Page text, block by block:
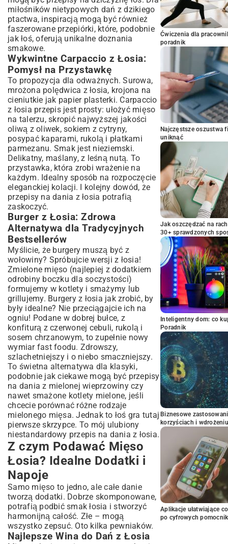
miłośników nietypowych dań z dzikiego
ptactwa, inspiracją mogą być również
faszerowane przepiórki, które, podobnie
jak łoś, oferują unikalne doznania
smakowe.
Wykwintne Carpaccio z Łosia:
Pomysł na Przystawkę
To propozycja dla odważnych. Surowa,
mrożona polędwica z łosia, krojona na
cieniutkie jak papier plasterki. Carpaccio
z łosia przepis jest prosty: ułożyć mięso
na talerzu, skropić najwyższej jakości
oliwą z oliwek, sokiem z cytryny,
posypać kaparami, rukolą i płatkami
parmezanu. Smak jest nieziemski.
Delikatny, maślany, z leśną nutą. To
przystawka, która zrobi wrażenie na
każdym. Idealny sposób na rozpoczęcie
eleganckiej kolacji. I kolejny dowód, że
przepisy na dania z łosia potrafią
zaskoczyć.
Burger z Łosia: Zdrowa
Alternatywa dla Tradycyjnych
Bestsellerów
Myślicie, że burgery muszą być z
wołowiny? Spróbujcie wersji z łosia!
Zmielone mięso (najlepiej z dodatkiem
odrobiny boczku dla soczystości)
formujemy w kotlety i smażymy lub
grillujemy. Burgery z łosia jak zrobić, by
były idealne? Nie przeciągajcie ich na
ogniu! Podane w dobrej bułce, z
konfiturą z czerwonej cebuli, rukolą i
sosem chrzanowym, to zupełnie nowy
wymiar fast foodu. Zdrowszy,
szlachetniejszy i o niebo smaczniejszy.
To świetna alternatywa dla klasyki,
podobnie jak ciekawe mogą być przepisy
na dania z mielonej wieprzowinyczy
nawet smażone kotlety mielone, jeśli
chcecie porównać różne rodzaje
mielonego mięsa. Jednak to łoś gra tutaj
pierwsze skrzypce. To mój ulubiony
niestandardowy przepis na dania z łosia.
Z czym Podawać Mięso
Łosia? Idealne Dodatki i
Napoje
Samo mięso to jedno, ale całe danie
tworzą dodatki. Dobrze skomponowane,
potrafią podbić smak łosia i stworzyć
harmonijną całość. Złe – mogą
wszystko zepsuć. Oto kilka pewniaków.
Najlepsze Wina do Dań z Łosia
Ćwiczenia dla
poradnik
Najczęstsze oszustwa
uniknąć
Jak oszczędzać na
30+ sprawdzonych
Inteligentny dom: co
Poradnik
Biznesowe
korzyściach i wdrożeniu
Aplikacje ułatwiające
po cyfrowych